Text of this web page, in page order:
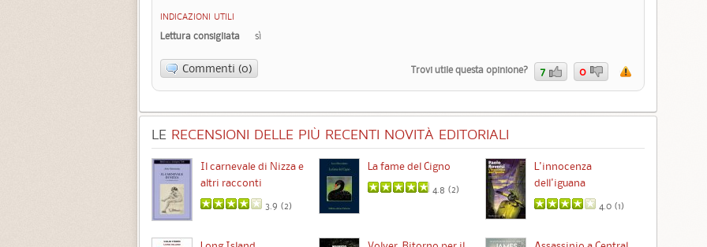
INDICAZIONI UTILI
Lettura consigliata sì
Commenti (0) Trovi utile questa opinione? 7 0
LE RECENSIONI DELLE PIÙ RECENTI NOVITÀ EDITORIALI
Il carnevale di Nizza e
altri racconti
3.9 (2)
La fame del Cigno
4.8 (2)
L'innocenza
dell'iguana
4.0 (1)